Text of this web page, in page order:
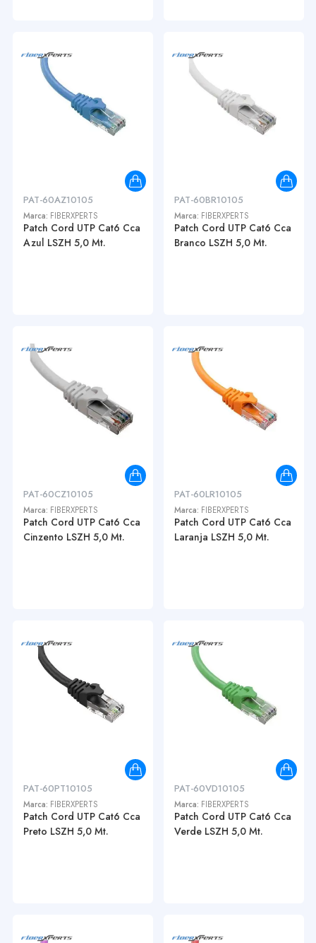
PAT-60AZ10105
Marca: FIBERXPERTS
Patch Cord UTP Cat6 Cca
Azul LSZH 5,0 Mt.
PAT-60BR10105
Marca: FIBERXPERTS
Patch Cord UTP Cat6 Cca
Branco LSZH 5,0 Mt.
PAT-60CZ10105
Marca: FIBERXPERTS
Patch Cord UTP Cat6 Cca
Cinzento LSZH 5,0 Mt.
PAT-60LR10105
Marca: FIBERXPERTS
Patch Cord UTP Cat6 Cca
Laranja LSZH 5,0 Mt.
PAT-60PT10105
Marca: FIBERXPERTS
Patch Cord UTP Cat6 Cca
Preto LSZH 5,0 Mt.
PAT-60VD10105
Marca: FIBERXPERTS
Patch Cord UTP Cat6 Cca
Verde LSZH 5,0 Mt.